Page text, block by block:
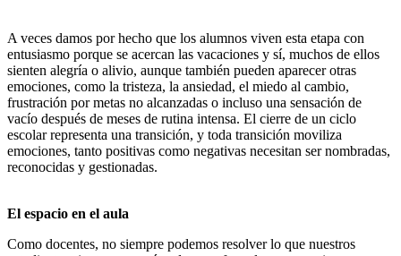
A veces damos por hecho que los alumnos viven esta etapa con
entusiasmo porque se acercan las vacaciones y sí, muchos de ellos
sienten alegría o alivio, aunque también pueden aparecer otras
emociones, como la tristeza, la ansiedad, el miedo al cambio,
frustración por metas no alcanzadas o incluso una sensación de
vacío después de meses de rutina intensa. El cierre de un ciclo
escolar representa una transición, y toda transición moviliza
emociones, tanto positivas como negativas necesitan ser nombradas,
reconocidas y gestionadas.
El espacio en el aula
Como docentes, no siempre podemos resolver lo que nuestros